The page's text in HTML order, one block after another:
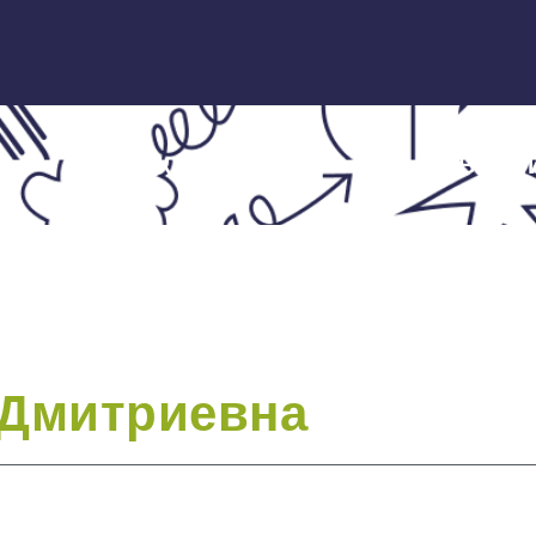
ЭКСПЕРТЫ НОВОСТИ